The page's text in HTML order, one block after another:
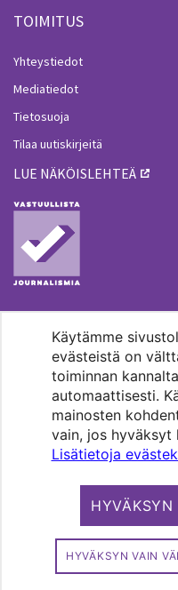
Käytämme
evästeistä on
toiminnan
automaattisesti.
mainosten
vain, jos hyväksyt
Lisätietoja
HYVÄKSYN
HYVÄKSYN VAIN
TOIMITUS
Yhteystiedot
Mediatiedot
Tietosuoja
Tilaa uutiskirjeitä
LUE NÄKÖISLEHTEÄ
Pääkaupunkiseudun
luterilaisten seurakuntien
Copyright 2026. Kirkko ja
rights reserved.